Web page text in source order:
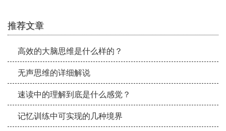
推荐文章
高效的大脑思维是什么样的？
无声思维的详细解说
速读中的理解到底是什么感觉？
记忆训练中可实现的几种境界